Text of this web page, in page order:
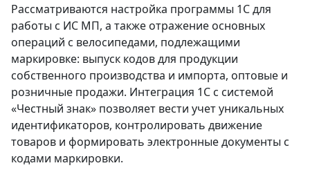
Рассматриваются настройка программы 1С для
работы с ИС МП, а также отражение основных
операций с велосипедами, подлежащими
маркировке: выпуск кодов для продукции
собственного производства и импорта, оптовые и
розничные продажи. Интеграция 1С с системой
«Честный знак» позволяет вести учет уникальных
идентификаторов, контролировать движение
товаров и формировать электронные документы с
кодами маркировки.